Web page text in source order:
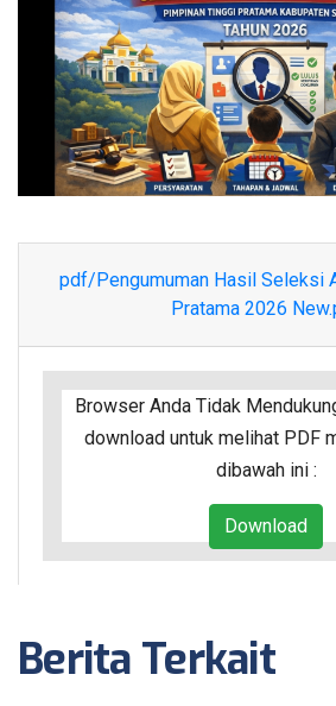
pdf/Pengumuman Hasil Seleksi
Pratama 2026
Browser Anda Tidak
download untuk melihat PDF
dibawah ini :
Download
Berita Terkait